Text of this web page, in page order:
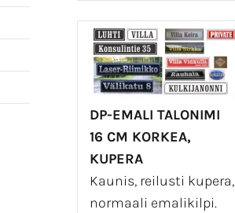
DP-EMALI TALONIMI
16 CM KORKEA,
KUPERA
Kaunis, reilusti kupera,
normaali emalikilpi.